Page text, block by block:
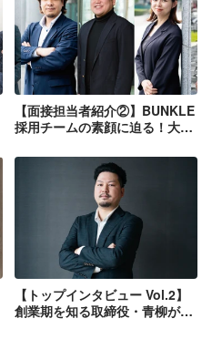
【面接担当者紹介②】BUNKLE
採用チームの素顔に迫る！大
バーをご紹介
【トップインタビュー Vol.2】
創業期を知る取締役・青柳が語